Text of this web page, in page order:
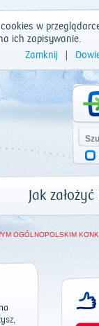
w
ich zapisywanie.
Zamknij
Jak
OGÓLNOPOLSKIM